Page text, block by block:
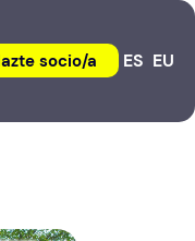
socio/a ES EU